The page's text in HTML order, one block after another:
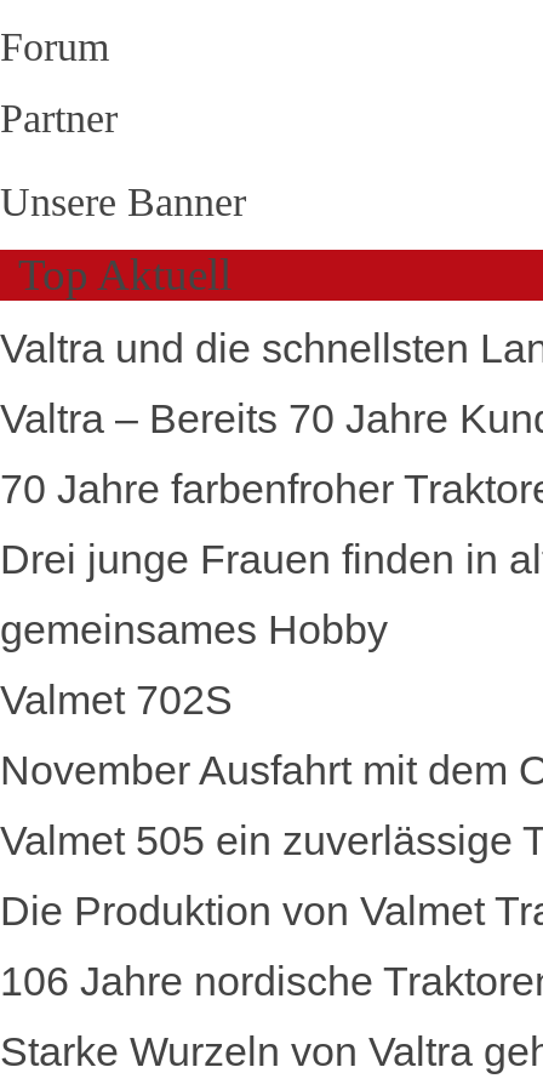
Forum
Partner
Unsere Banner
Top Aktuell
Valtra und die schnellsten
Valtra – Bereits 70 Jahre
70 Jahre farbenfroher
Drei junge Frauen finden in
gemeinsames Hobby
Valmet 702S
November Ausfahrt mit dem
Valmet 505 ein zuverlässige
Die Produktion von Valmet
106 Jahre nordische
Starke Wurzeln von Valtra